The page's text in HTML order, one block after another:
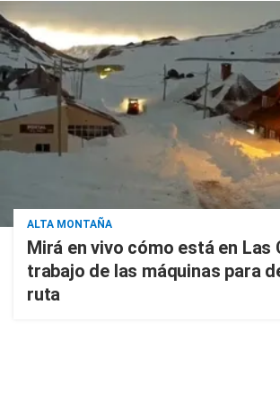
ALTA MONTAÑA
Mirá en vivo cómo está en Las
trabajo de las máquinas para
ruta